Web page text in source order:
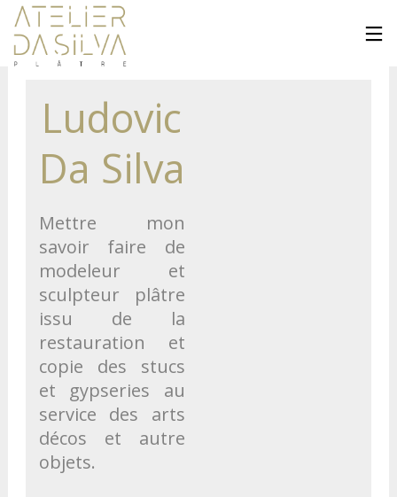
Ludovic
Da Silva
Mettre mon
savoir faire de
modeleur et
sculpteur plâtre
issu de la
restauration et
copie des stucs
et gypseries au
service des arts
décos et autre
objets.